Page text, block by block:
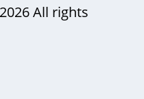
All rights